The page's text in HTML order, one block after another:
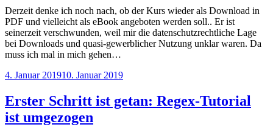
Derzeit denke ich noch nach, ob der Kurs wieder als Download in
PDF und vielleicht als eBook angeboten werden soll.. Er ist
seinerzeit verschwunden, weil mir die datenschutzrechtliche Lage
bei Downloads und quasi-gewerblicher Nutzung unklar waren. Da
muss ich mal in mich gehen…
Veröffentlicht
4. Januar 201910. Januar 2019
Erster Schritt ist getan: Regex-Tutorial
ist umgezogen